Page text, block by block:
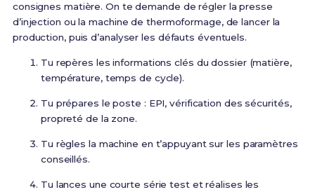
consignes matière. On te demande de régler la presse
d’injection ou la machine de thermoformage, de lancer la
production, puis d’analyser les défauts éventuels.
Tu repères les informations clés du dossier (matière,
température, temps de cycle).
Tu prépares le poste : EPI, vérification des sécurités,
propreté de la zone.
Tu règles la machine en t’appuyant sur les paramètres
conseillés.
Tu lances une courte série test et réalises les